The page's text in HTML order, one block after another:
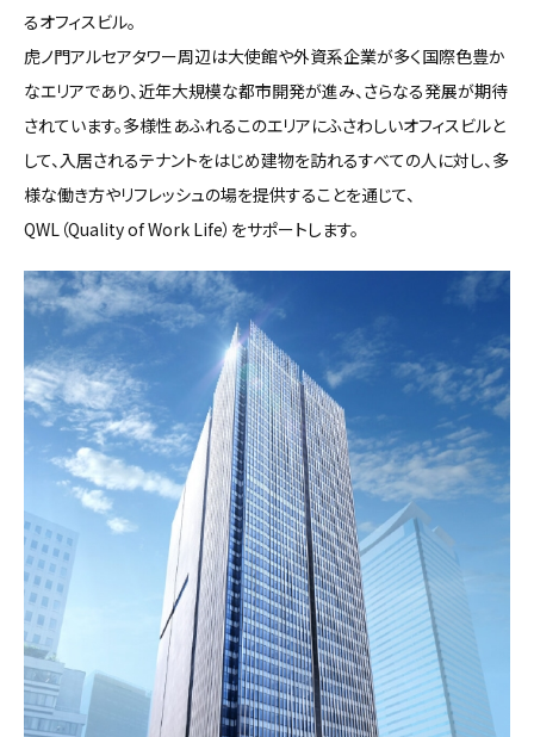
るオフィスビル。
虎ノ門アルセアタワー周辺は大使館や外資系企業が多く国際色豊か
なエリアであり、近年大規模な都市開発が進み、さらなる発展が期待
されています。多様性あふれるこのエリアにふさわしいオフィスビルと
して、入居されるテナントをはじめ建物を訪れるすべての人に対し、多
様な働き方やリフレッシュの場を提供することを通じて、
QWL（Quality of Work Life）をサポートします。